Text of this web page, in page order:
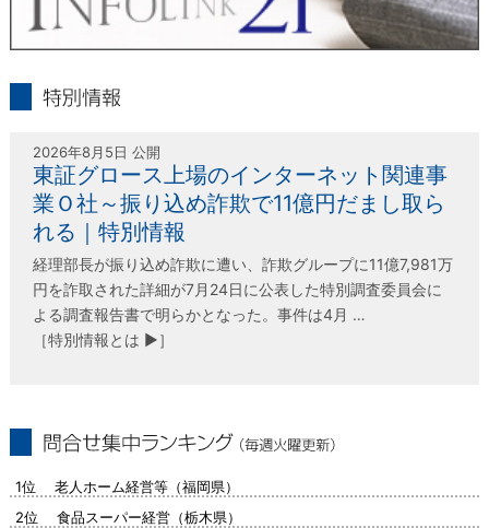
2026年8月5日 公開
東証グロース上場のインターネット関連事
業Ｏ社～振り込め詐欺で11億円だまし取ら
れる｜特別情報
経理部長が振り込め詐欺に遭い、詐欺グループに11億7,981万
円を詐取された詳細が7月24日に公表した特別調査委員会に
よる調査報告書で明らかとなった。事件は4月 …
［特別情報とは ▶］
1位 老人ホーム経営等（福岡県）
2位 食品スーパー経営（栃木県）